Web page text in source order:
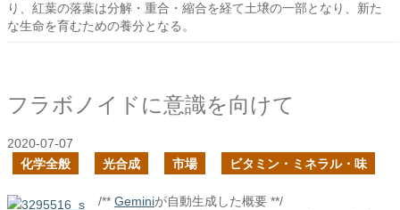
り、紅葉の落葉は分解・重合・縮合を経て土壌の一部となり、新た
な生命を育むための養分となる。
フラボノイドに意識を向けて
2020-07-07
化学全般
光合成 市場 ビタミン・ミネラル・味
/** Geminiが自動生成した概要 **/